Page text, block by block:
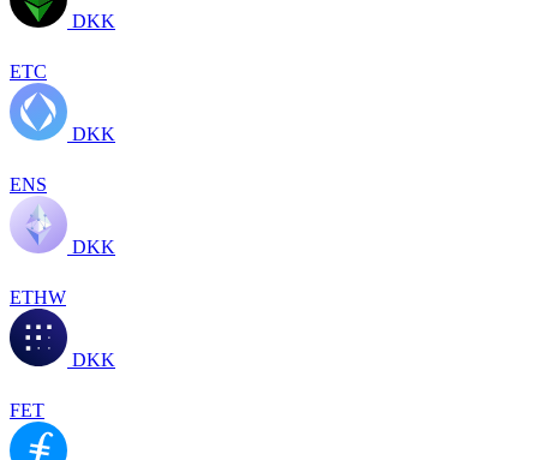
DKK
ETC
DKK
ENS
DKK
ETHW
DKK
FET